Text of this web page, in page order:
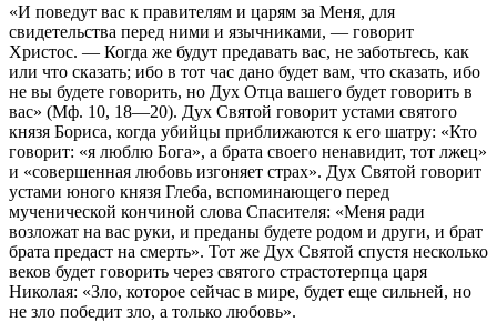
«И поведут вас к правителям и царям за Меня, для
свидетельства перед ними и язычниками, — говорит
Христос. — Когда же будут предавать вас, не заботьтесь, как
или что сказать; ибо в тот час дано будет вам, что сказать, ибо
не вы будете говорить, но Дух Отца вашего будет говорить в
вас» (Мф. 10, 18—20). Дух Святой говорит устами святого
князя Бориса, когда убийцы приближаются к его шатру: «Кто
говорит: «я люблю Бога», а брата своего ненавидит, тот лжец»
и «совершенная любовь изгоняет страх». Дух Святой говорит
устами юного князя Глеба, вспоминающего перед
мученической кончиной слова Спасителя: «Меня ради
возложат на вас руки, и преданы будете родом и други, и брат
брата предаст на смерть». Тот же Дух Святой спустя несколько
веков будет говорить через святого страстотерпца царя
Николая: «Зло, которое сейчас в мире, будет еще сильней, но
не зло победит зло, а только любовь».